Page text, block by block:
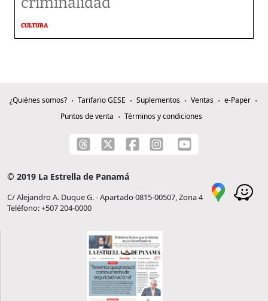
CULTURA
¿Quiénes somos? Tarifario GESE Suplementos Ventas
e-Paper
Puntos de venta
Términos y condiciones
© 2019 La Estrella de Panamá
C/ Alejandro A. Duque G. - Apartado 0815-00507, Zona 4
Teléfono: +507 204-0000